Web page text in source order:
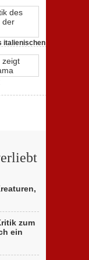
italienischen
zum
ein